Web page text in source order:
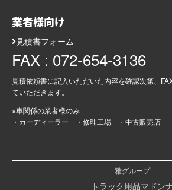
業者様向け
見積書フォーム
FAX : 072-654-3136
見積依頼書に記入いただいた内容を確認次第、
ていただきます。
※車関係の業者様のみ
・カーディーラー ・修理工場 ・中古販売店
雅グループ
トラック用品マドン